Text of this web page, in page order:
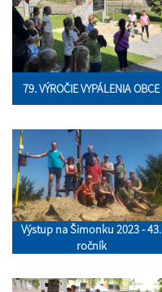
79. VÝROČIE VYPÁLENIA OBCE
Výstup na Šimonku 2023 - 43.
ročník